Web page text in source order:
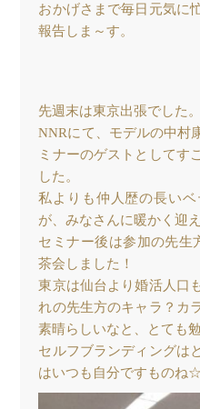
おかげさまで毎日元気に
報告しま～す。
先週末は東京出張でした。
NNRにて、モデルの中村
ミナーのゲストとしてす
した。
私よりも仲人歴の長い
が、みなさんに暖かく迎
セミナー後は参加の先生
茶会しました！
東京は仙台より婚活人口
れの先生方のキャラ？カ
素晴らしいなと、とても
セルフブランディングは
はいつも自分ですものね☆